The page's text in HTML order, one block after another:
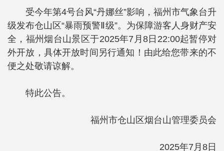
受今年第4号台风“丹娜丝”影响，福州市气象台升
级发布仓山区“暴雨预警Ⅱ级”。为保障游客人身财产安
全，福州烟台山景区于2025年7月8日22:00起暂停对
外开放，具体开放时间另行通知！由此给您带来的不
便之处敬请谅解。
特此公告。
福州市仓山区烟台山管理委员会
2025年7月8日